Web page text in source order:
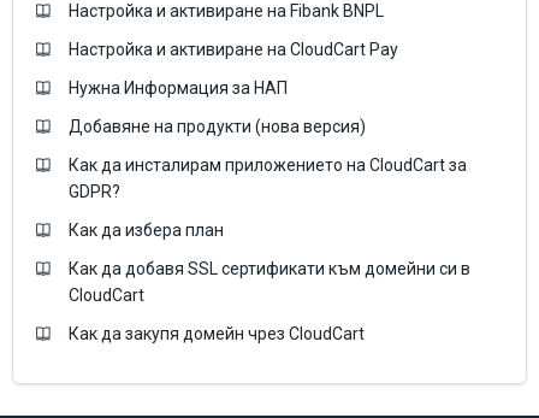
Настройка и активиране на Fibank BNPL
Настройка и активиране на CloudCart Pay
Нужна Информация за НАП
Добавяне на продукти (нова версия)
Как да инсталирам приложението на CloudCart за
GDPR?
Как да избера план
Как да добавя SSL сертификати към домейни си в
CloudCart
Как да закупя домейн чрез CloudCart